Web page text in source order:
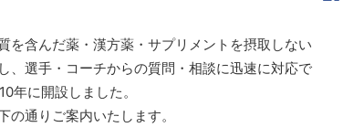
を含んだ薬・漢方薬・サプリメントを摂取しない
、選手・コーチからの質問・相談に迅速に対応で
年に開設しました。
通りご案内いたします。